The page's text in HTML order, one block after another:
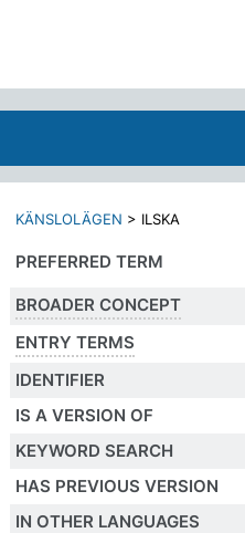
KÄNSLOLÄGEN > ILSKA
PREFERRED TERM
BROADER CONCEPT
ENTRY TERMS
IDENTIFIER
IS A VERSION OF
KEYWORD SEARCH
HAS PREVIOUS VERSION
IN OTHER LANGUAGES